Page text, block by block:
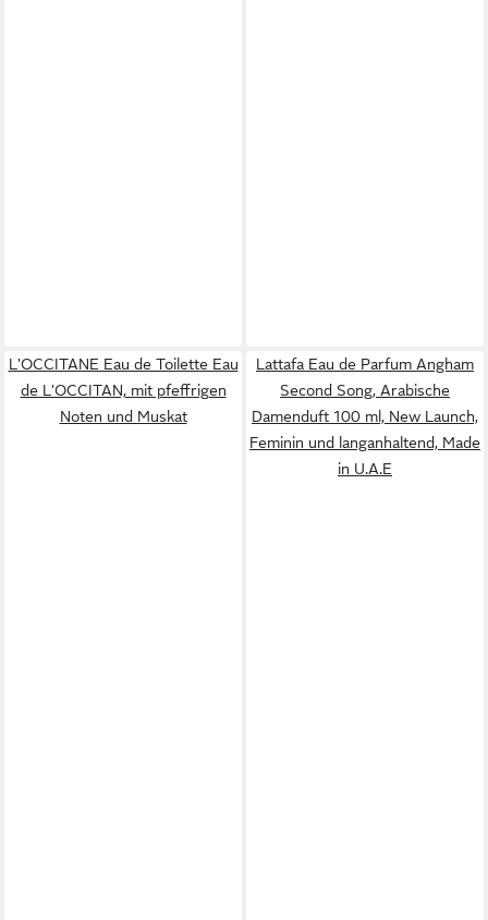
L'OCCITANE Eau de Toilette Eau
de L'OCCITAN, mit pfeffrigen
Noten und Muskat
Lattafa Eau de Parfum Angham
Second Song, Arabische
Damenduft 100 ml, New Launch,
Feminin und langanhaltend, Made
in U.A.E